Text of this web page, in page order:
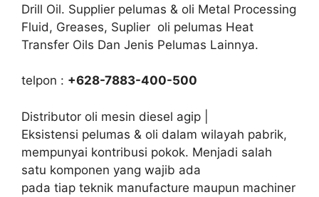
Drill Oil. Supplier pelumas & oli Metal Processing
Fluid, Greases, Suplier oli pelumas Heat
Transfer Oils Dan Jenis Pelumas Lainnya.
telpon : +628-7883-400-500
Distributor oli mesin diesel agip |
Eksistensi pelumas & oli dalam wilayah pabrik,
mempunyai kontribusi pokok. Menjadi salah
satu komponen yang wajib ada
pada tiap teknik manufacture maupun machiner